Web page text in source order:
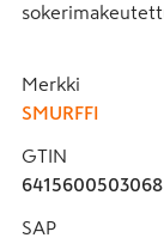
Merkki
SMURFFI
GTIN
6415600503068
SAP